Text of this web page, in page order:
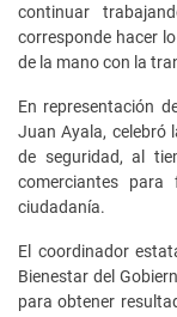
continuar
corresponde hacer
de la mano con la
En representación
Juan Ayala, celebró
de seguridad, al
comerciantes
ciudadanía.
El coordinador
Bienestar del
para obtener